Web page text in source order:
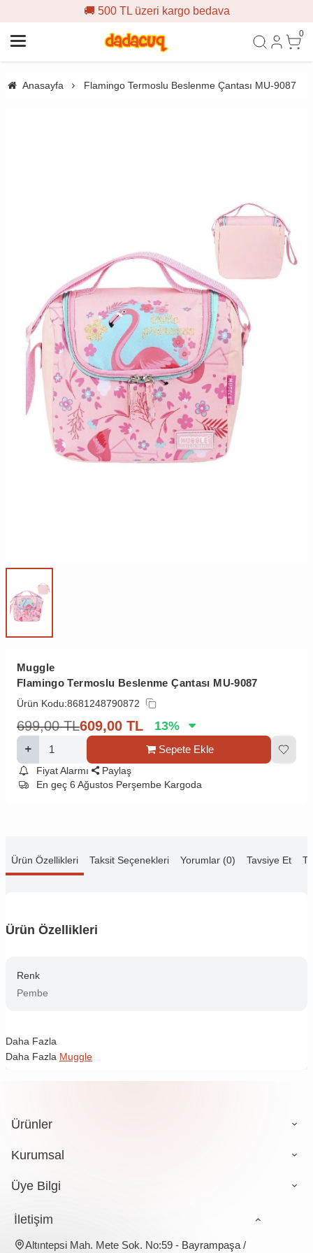
🚚 500 TL üzeri kargo bedava
0
Anasayfa Flamingo Termoslu Beslenme Çantası MU-9087
Muggle
Flamingo Termoslu Beslenme Çantası MU-9087
Ürün Kodu:8681248790872
699,00 TL609,00 TL 13%
Sepete Ekle
Fiyat Alarmı
Paylaş
En geç 6 Ağustos Perşembe Kargoda
Ürün Özellikleri Taksit Seçenekleri Yorumlar (0) Tavsiye Et
Ürün Özellikleri
Renk
Pembe
Daha Fazla
Daha Fazla Muggle
Ürünler
Kurumsal
Üye Bilgi
İletişim
Altıntepsi Mah. Mete Sok. No:59 - Bayrampaşa /